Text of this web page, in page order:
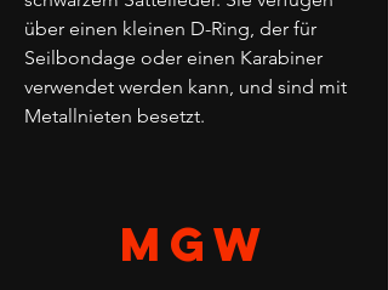
über einen kleinen D-Ring, der für
Seilbondage oder einen Karabiner
verwendet werden kann, und sind mit
Metallnieten besetzt.
MGW